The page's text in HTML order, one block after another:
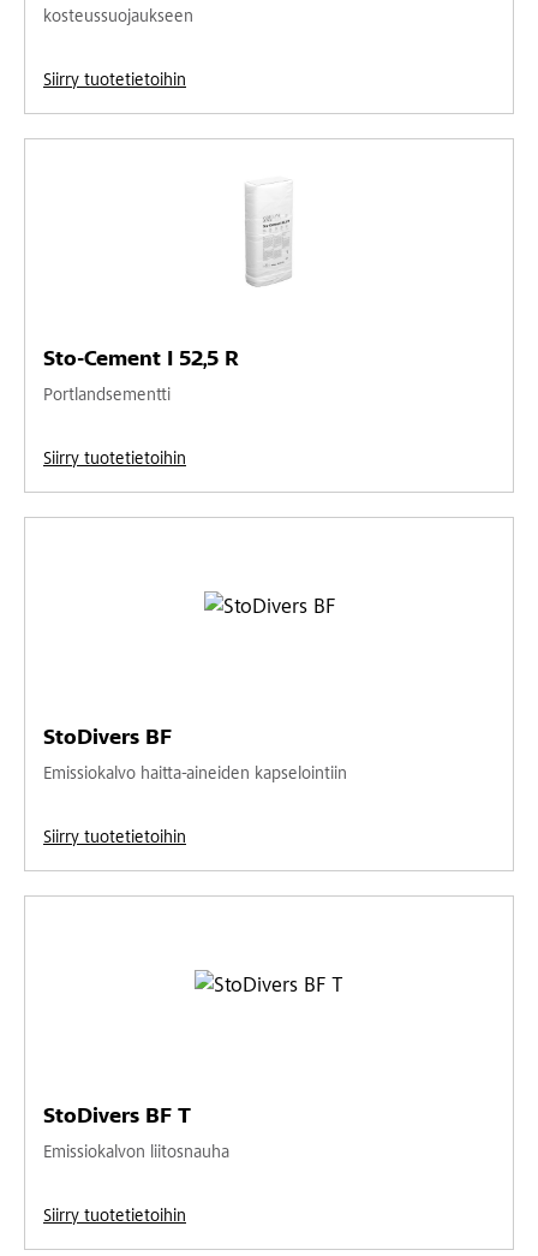
kosteussuojaukseen
Siirry tuotetietoihin
Sto-Cement I 52,5 R
Portlandsementti
Siirry tuotetietoihin
StoDivers BF
Emissiokalvo haitta-aineiden kapselointiin
Siirry tuotetietoihin
StoDivers BF T
Emissiokalvon liitosnauha
Siirry tuotetietoihin